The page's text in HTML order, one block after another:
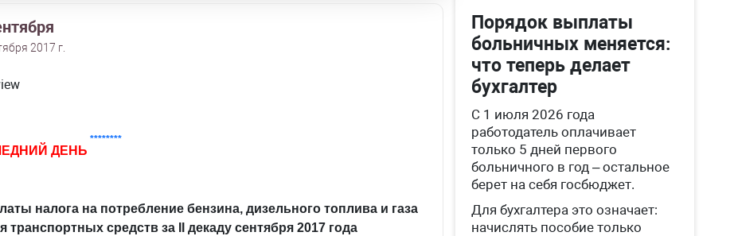
2017 г.
ДЕНЬ
********
налога на потребление бензина, дизельного топлива и газа
транспортных средств за II декаду сентября 2017 года
Порядок выплаты
больничных меняется:
что теперь делает
бухгалтер
С 1 июля 2026 года
работодатель оплачивает
только 5 дней первого
больничного в год – остальное
берет на себя госбюджет.
Для бухгалтера это означает:
начислять пособие только